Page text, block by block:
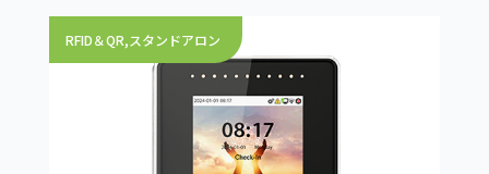
RFID＆QR,スタンドアロン